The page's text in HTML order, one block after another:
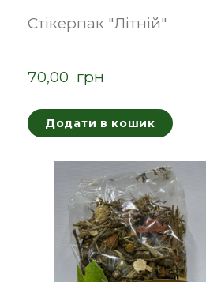
Стікерпак "Літній"
70,00  грн
Додати в кошик